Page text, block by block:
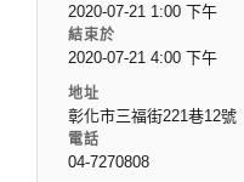
2020-07-21 1:00 下午
結束於
2020-07-21 4:00 下午
地址
彰化市三福街221巷12號
電話
04-7270808